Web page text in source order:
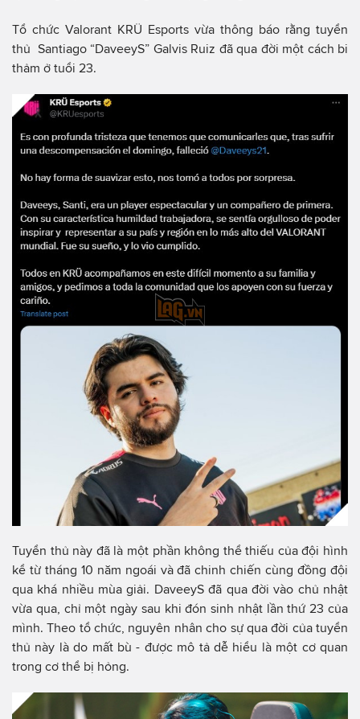
Tổ chức Valorant KRÜ Esports vừa thông báo rằng tuyển
thủ Santiago “DaveeyS” Galvis Ruiz đã qua đời một cách bi
thảm ở tuổi 23.
Tuyển thủ này đã là một phần không thể thiếu của đội hình
kể từ tháng 10 năm ngoái và đã chinh chiến cùng đồng đội
qua khá nhiều mùa giải. DaveeyS đã qua đời vào chủ nhật
vừa qua, chỉ một ngày sau khi đón sinh nhật lần thứ 23 của
mình. Theo tổ chức, nguyên nhân cho sự qua đời của tuyển
thủ này là do mất bù - được mô tả dễ hiểu là một cơ quan
trong cơ thể bị hỏng.